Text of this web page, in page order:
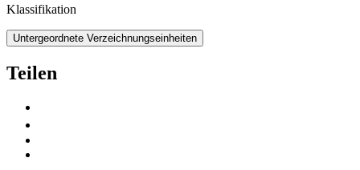
Klassifikation
Untergeordnete Verzeichnungseinheiten
Teilen